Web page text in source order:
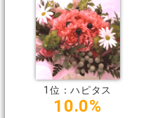
1位：ハピタス
10.0%